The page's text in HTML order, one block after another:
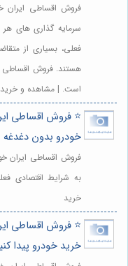
فروش اقساطی ایران
سرمایه گذاری های
فعلی، بسیاری از
هستند. فروش اقساطی
است. | مشاهده و خرید
⭐️ فروش اقساطی
خودرو بدون
فروش اقساطی ایران
به شرایط اقتصادی
خرید
⭐️ فروش اقساطی
خرید خودرو پیدا